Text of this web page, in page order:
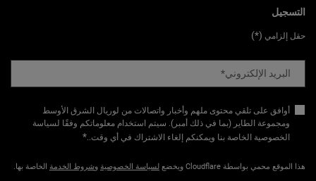
التسجيل
حقل إلزامي (*)
البريد الإلكتروني*
أوافق على تلقي محتوى ملهم وأخبار واتصالات من لوريال الشرق الأوسط
ومجموعة الطاير (بما في ذلك أمبر). سيتم استخدام معلوماتكم وفقًا لسياسة
الخصوصية الخاصة بنا ويمكنكم إلغاء الاشتراك في أي وقت.​.
*
هذا الموقع محمي بواسطة Cloudflare ويخضع لسياسة الخصوصية وشروط الخدمة الخاصة بها.